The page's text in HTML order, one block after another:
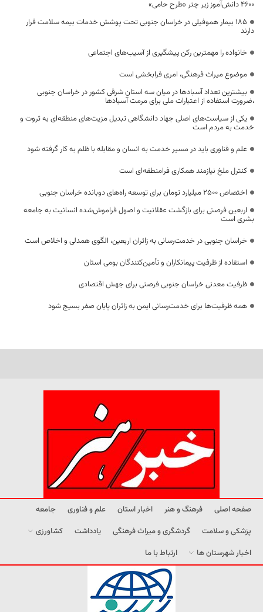
۴۶۰۰ دانش‌آموز زیر چتر «طرح حامی»
۱۸۵ بیمار هموفیلی در خراسان جنوبی تحت پوشش خدمات بیمه سلامت قرار
دارند
خانواده را مهمترین رکن پیشگیری از آسیب‌های اجتماعی
موضوع میراث فرهنگی، امری فرابخشی است
بیشترین تعداد آسبادها در میان سه استان شرقی کشور در خراسان جنوبی
،ضرورت استفاده از اعتبارات ملی برای مرمت آسبادها
یکی از سیاست‌های اصلی جهاد دانشگاهی تبدیل مزیت‌های منطقه‌ای به ثروت و
خدمت به مردم است
علم و فناوری باید در مسیر خدمت به انسان و مقابله با ظلم به کار گرفته شود
کنترل ملخ نیازمند همکاری فرامنطقه‌ای است
اختصاص 2500 میلیارد تومان برای توسعه راه‌های دوبانده خراسان جنوبی
اربعین فرصتی برای بازگشت عقلانیت و اصول فراموش‌شده انسانیت به جامعه
بشری است
خراسان جنوبی در خدمت‌رسانی به زائران اربعین، الگوی همدلی و اخلاص است
استفاده از ظرفیت پیمانکاران و تأمین‌کنندگان بومی استان
ظرفیت معدنی خراسان جنوبی فرصتی برای جهش اقتصادی
همه ظرفیت‌ها برای خدمت‌رسانی ایمن به زائران پایان صفر بسیج شود
صفحه اصلی فرهنگ و هنر اخبار استان علم و فناوری
جامعه
پزشکی و سلامت
گردشگری و میراث فرهنگی یادداشت
کشاورزی
اخبار شهرستان ها
ارتباط با ما